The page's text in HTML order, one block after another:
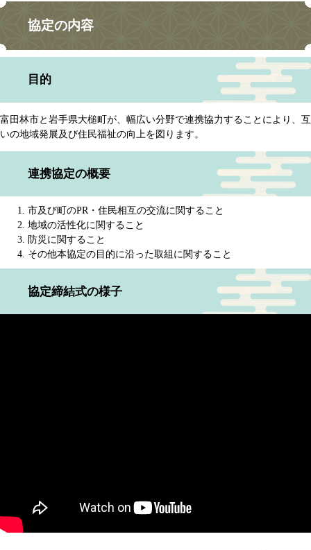
協定の内容
目的
富田林市と岩手県大槌町が、幅広い分野で連携協力することにより、互
いの地域発展及び住民福祉の向上を図ります。
連携協定の概要
市及び町のPR・住民相互の交流に関すること
地域の活性化に関すること
防災に関すること
その他本協定の目的に沿った取組に関すること
協定締結式の様子